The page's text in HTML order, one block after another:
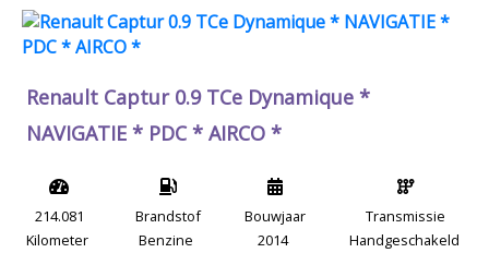
Renault Captur 0.9 TCe Dynamique *
NAVIGATIE * PDC * AIRCO *
214.081
Kilometer
Brandstof
Benzine
Bouwjaar
2014
Transmissie
Handgeschakeld